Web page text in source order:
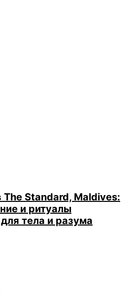
Standard, Maldives:
и ритуалы
тела и разума